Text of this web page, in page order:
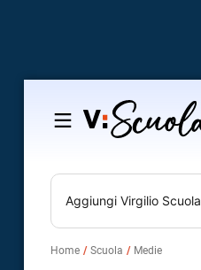
Salta
contenuto
Aggiungi Virgilio Scuola
Home Scuola Medie